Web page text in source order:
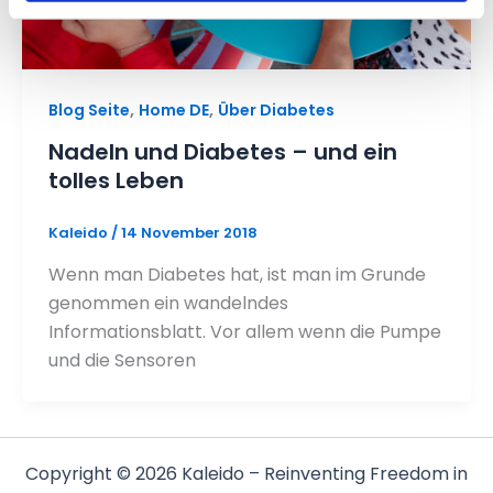
Blog Seite, Home DE, Über Diabetes
Nadeln und Diabetes – und ein
tolles Leben
Kaleido /14 November 2018
Wenn man Diabetes hat, ist man im Grunde
genommen ein wandelndes
Informationsblatt. Vor allem wenn die Pumpe
und die Sensoren
Copyright © 2026 Kaleido – Reinventing Freedom in